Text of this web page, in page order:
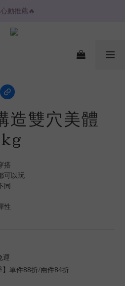
動推薦🔥
動推薦🔥
金放大折抵💌
造雙穴美體
搭
可以玩
同
性
運
單件88折/兩件84折